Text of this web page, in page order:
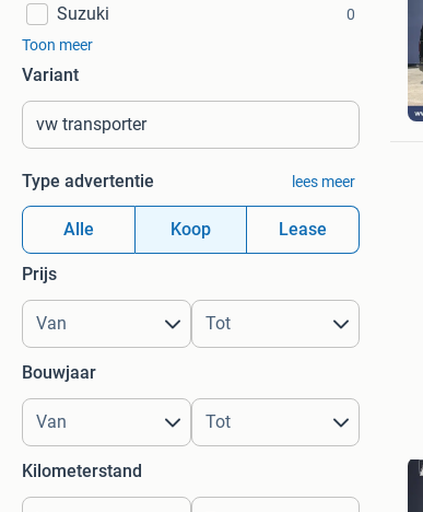
Suzuki
0
Toon meer
Variant
Type advertentie lees meer
Alle Koop Lease
Prijs
Bouwjaar
Kilometerstand